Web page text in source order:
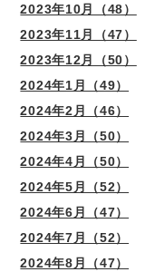
2023年10月（48）
2023年11月（47）
2023年12月（50）
2024年1月（49）
2024年2月（46）
2024年3月（50）
2024年4月（50）
2024年5月（52）
2024年6月（47）
2024年7月（52）
2024年8月（47）